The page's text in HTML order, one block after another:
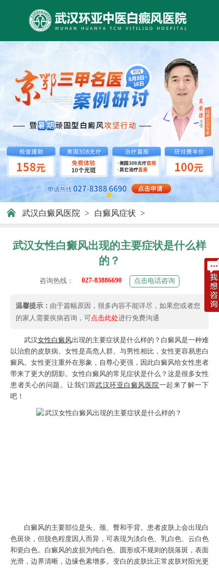
武汉白癜风医院 > 白癜风症状 >
武汉女性白癜风出现的主要症状是什么样
的？
咨询热线： 027-83886690 点击电话咨询
温馨提示： 由于篇幅原因，很多内容不能详尽，如果您或者您
的家人需要疾病咨询，可点击此处进行免费沟通
武汉女性白癜风出现的主要症状是什么样的？白癜风是一种难
以治愈的皮肤病。女性是高危人群。与男性相比，女性更容易患白
癜风。女性更注重外在形象，自尊心更强，因此白癜风给女性患者
带来了更大的阴影。女性白癜风的常见症状是什么？这是很多女性
患者关心的问题。让我们跟武汉环亚白癜风医院一起来了解一下
吧！
白癜风的主要部位是头、颈、臀和手背。患者皮肤上会出现白
色斑块，但脱色程度因人而异，可表现为淡白色、乳白色、云白色
和瓷白色。白癜风的皮损为纯白色、圆形或不规则的脱落斑，表面
光滑，边界清晰，边缘色素增多。变白的皮肤比正常皮肤对阳光更